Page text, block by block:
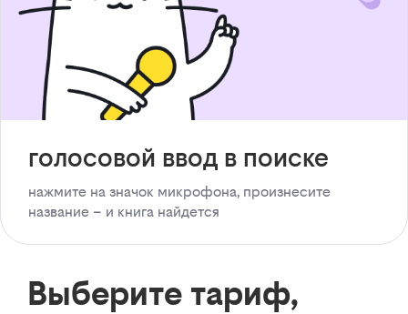
голосовой ввод в поиске
нажмите на значок микрофона, произнесите
название – и книга найдется
Выберите тариф,